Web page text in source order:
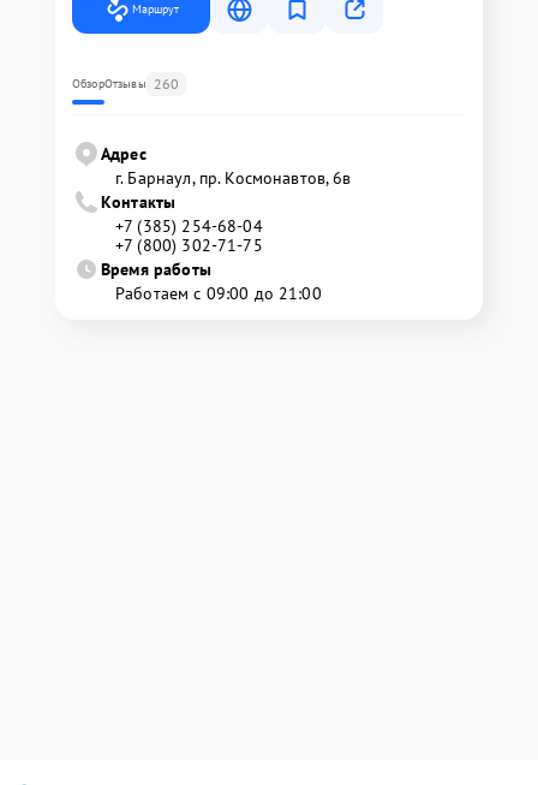
Маршрут
ОбзорОтзывы 260
Адрес
г. Барнаул, ​пр. Космонавтов, 6в
Контакты
+7 (385) 254-68-04
+7 (800) 302-71-75
Время работы
Работаем с 09:00 до 21:00